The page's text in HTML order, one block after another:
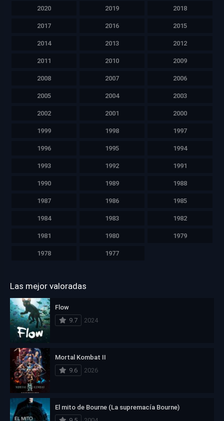
2020 2019 2018
2017 2016 2015
2014 2013 2012
2011 2010 2009
2008 2007 2006
2005 2004 2003
2002 2001 2000
1999 1998 1997
1996 1995 1994
1993 1992 1991
1990 1989 1988
1987 1986 1985
1984 1983 1982
1981 1980 1979
1978 1977
Las mejor valoradas
Flow
9.7
2024
Mortal Kombat II
9.6
2026
El mito de Bourne (La supremacía Bourne)